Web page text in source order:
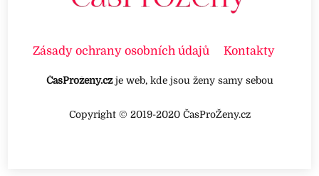
Zásady ochrany osobních údajů Kontakty
ČasProženy.czje web, kde jsou ženy samy sebou
Copyright © 2019-2020 ČasProŽeny.cz